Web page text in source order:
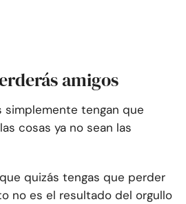
amigos
simplemente tengan que
cosas ya no sean las
quizás tengas que perder
no es el resultado del orgullo